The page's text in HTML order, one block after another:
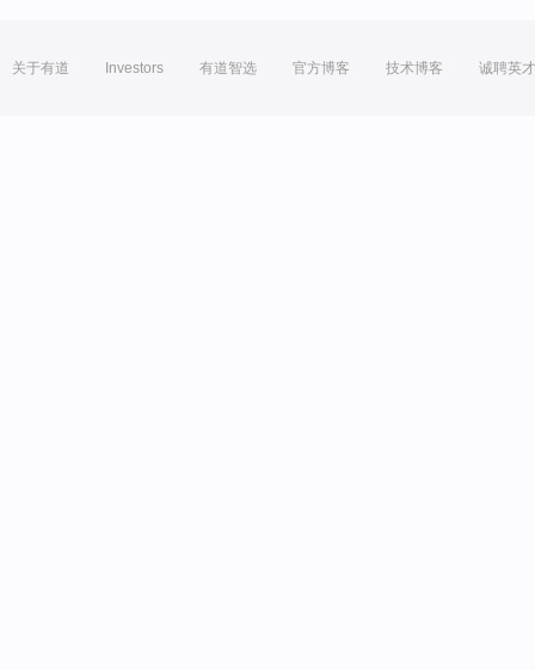
关于有道 Investors 有道智选 官方博客 技术博客 诚聘英才